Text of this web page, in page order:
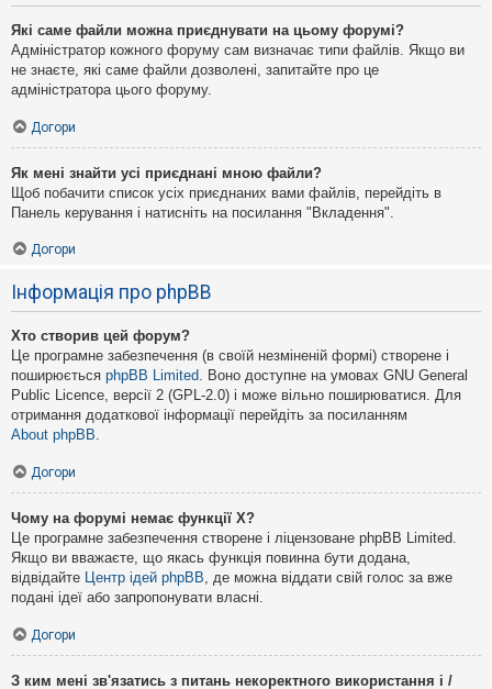
Які саме файли можна приєднувати на цьому форумі?
Адміністратор кожного форуму сам визначає типи файлів. Якщо ви
не знаєте, які саме файли дозволені, запитайте про це
адміністратора цього форуму.
Догори
Як мені знайти усі приєднані мною файли?
Щоб побачити список усіх приєднаних вами файлів, перейдіть в
Панель керування і натисніть на посилання "Вкладення".
Догори
Інформація про phpBB
Хто створив цей форум?
Це програмне забезпечення (в своїй незміненій формі) створене і
поширюється phpBB Limited. Воно доступне на умовах GNU General
Public Licence, версії 2 (GPL-2.0) і може вільно поширюватися. Для
отримання додаткової інформації перейдіть за посиланням
About phpBB.
Догори
Чому на форумі немає функції X?
Це програмне забезпечення створене і ліцензоване phpBB Limited.
Якщо ви вважаєте, що якась функція повинна бути додана,
відвідайте Центр ідей phpBB, де можна віддати свій голос за вже
подані ідеї або запропонувати власні.
Догори
З ким мені зв'язатись з питань некоректного використання і /